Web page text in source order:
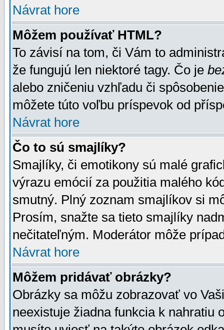
Návrat hore
Môžem používať HTML?
To závisí na tom, či Vám to
že fungujú len niektoré tagy. Čo je
alebo zničeniu vzhľadu či
môžete túto voľbu príspevok od
Návrat hore
Čo to sú smajlíky?
Smajlíky, či emotikony sú malé
výrazu emócií za použitia malého
smutný. Plný zoznam smajlíkov si
Prosím, snažte sa tieto smajlíky
nečitateľným. Moderátor môže
Návrat hore
Môžem pridávať obrázky?
Obrázky sa môžu zobrazovať vo
neexistuje žiadna funkcia k nahratiu